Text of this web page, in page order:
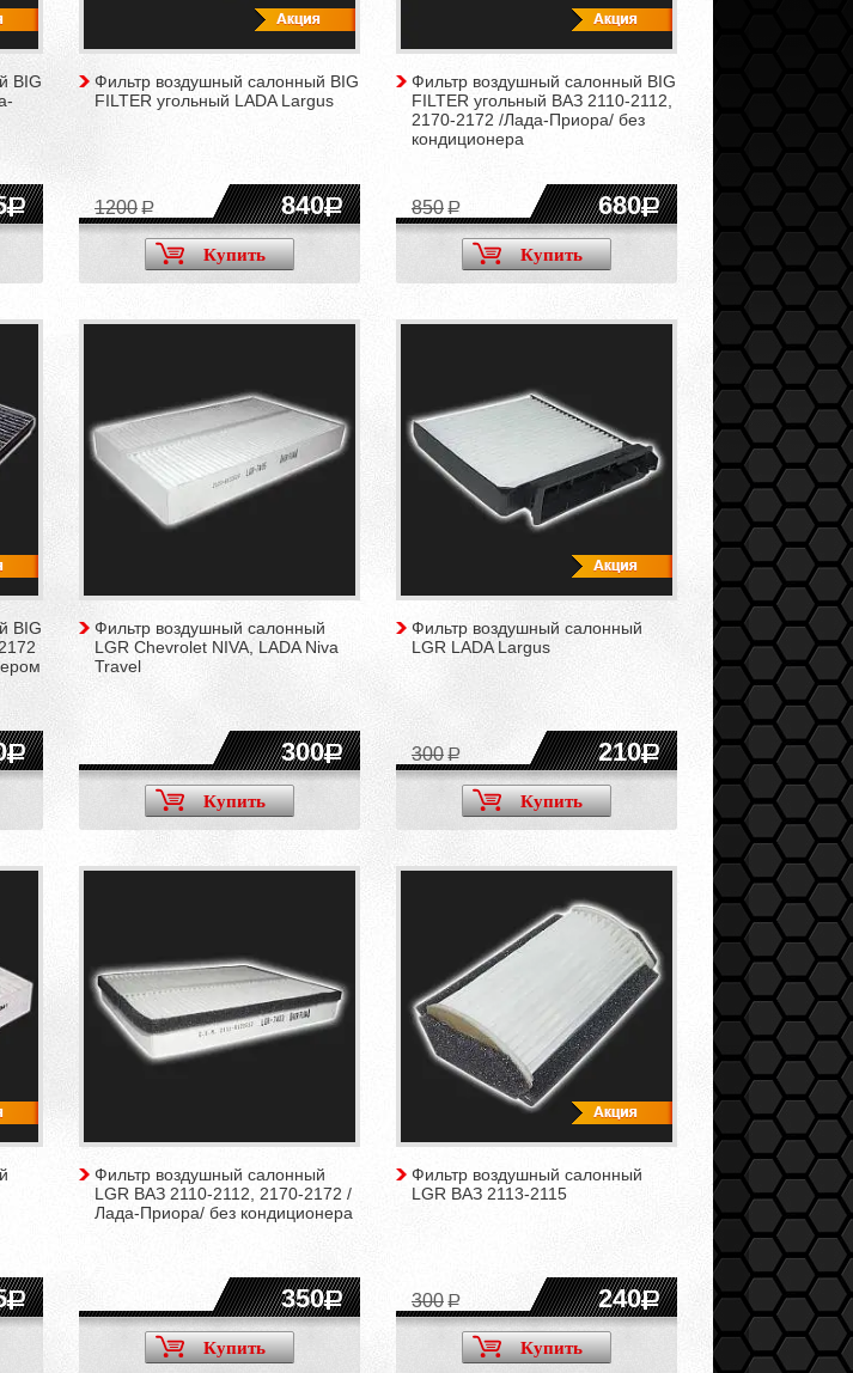
BIG
Фильтр воздушный салонный BIG
FILTER угольный LADA Largus
840
1200
Купить
Фильтр воздушный салонный BIG
FILTER угольный ВАЗ 2110-2112,
2170-2172 /Лада-Приора/ без
кондиционера
680
850
Купить
BIG
Фильтр воздушный салонный
LGR Chevrolet NIVA, LADA Niva
Travel
300
Купить
Фильтр воздушный салонный
LGR LADA Largus
210
300
Купить
Фильтр воздушный салонный
LGR ВАЗ 2110-2112, 2170-2172 /
Лада-Приора/ без кондиционера
350
Купить
Фильтр воздушный салонный
LGR ВАЗ 2113-2115
240
300
Купить